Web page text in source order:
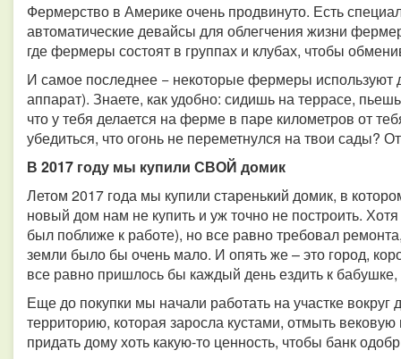
Фермерство в Америке очень продвинуто. Есть
автоматические девайсы для облегчения жизни
где фермеры состоят в группах и клубах, чтобы
И самое последнее − некоторые фермеры
аппарат). Знаете, как удобно: сидишь на террасе,
что у тебя делается на ферме в паре километров от
убедиться, что огонь не переметнулся на твои сады?
В 2017 году мы купили СВОЙ домик
Летом 2017 года мы купили старенький домик, в
новый дом нам не купить и уж точно не построить.
был поближе к работе), но все равно требовал
земли было бы очень мало. И опять же – это город,
все равно пришлось бы каждый день ездить к
Еще до покупки мы начали работать на участке вокруг
территорию, которая заросла кустами, отмыть
придать дому хоть какую-то ценность, чтобы банк